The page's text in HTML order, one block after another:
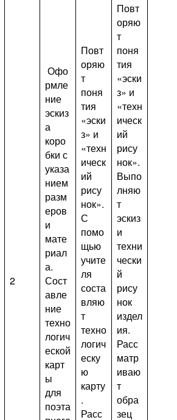
2
Офо
рмле
ние
эскиз
а
коро
бки с
указа
нием
разм
еров
и
мате
риал
а.
Сост
авле
ние
техно
логич
еской
карт
ы
для
поэта
Повт
оряю
т
поня
тия
«эски
з» и
«техн
ическ
ий
рису
нок».
С
помо
щью
учите
ля
соста
вляю
т
техно
логич
еску
ю
карту
.
Расс
Повт
оряю
т
поня
тия
«эски
з» и
«техн
ическ
ий
рису
нок».
Выпо
лняю
т
эскиз
и
техни
чески
й
рису
нок
издел
ия.
Расс
матр
иваю
т
обра
зец